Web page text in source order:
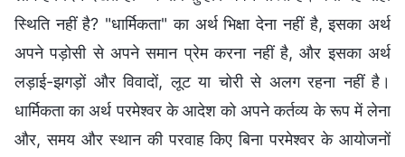
स्थिति नहीं है? "धार्मिकता" का अर्थ भिक्षा देना नहीं है, इसका अर्थ
अपने पड़ोसी से अपने समान प्रेम करना नहीं है, और इसका अर्थ
लड़ाई-झगड़ों और विवादों, लूट या चोरी से अलग रहना नहीं है।
धार्मिकता का अर्थ परमेश्वर के आदेश को अपने कर्तव्य के रूप में लेना
और, समय और स्थान की परवाह किए बिना परमेश्वर के आयोजनों